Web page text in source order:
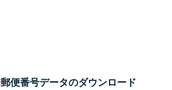
郵便番号データのダウンロード